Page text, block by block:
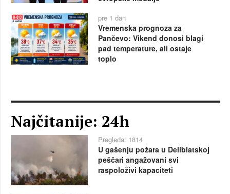
pre 1 dan
Vremenska prognoza za
Pančevo: Vikend donosi blagi
pad temperature, ali ostaje
toplo
Najčitanije: 24h
Pregleda: 1814
U gašenju požara u Deliblatskoj
peščari angažovani svi
raspoloživi kapaciteti